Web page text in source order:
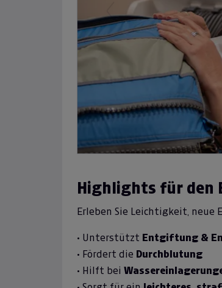
Previous
Highlights für den
Erleben Sie Leichtigkeit, neue
• Unterstützt Entgiftung &
• Fördert die Durchblutung
• Hilft bei